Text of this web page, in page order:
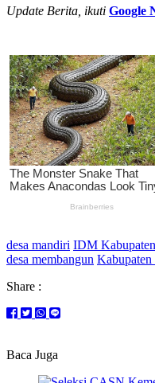
Update Berita, ikuti Google
desa mandiri IDM
desa membangun Kabupaten
Share :
Baca Juga